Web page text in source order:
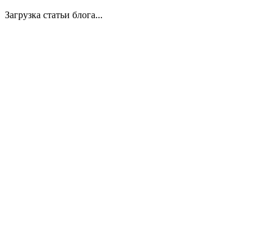
Загрузка статьи блога...